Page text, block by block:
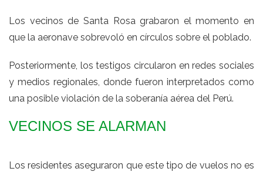
Los vecinos de Santa Rosa grabaron el momento en
que la aeronave sobrevoló en círculos sobre el poblado.
Posteriormente, los testigos circularon en redes sociales
y medios regionales, donde fueron interpretados como
una posible violación de la soberanía aérea del Perú.
VECINOS SE ALARMAN
Los residentes aseguraron que este tipo de vuelos no es